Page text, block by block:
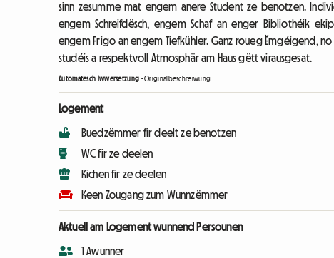
sinn zesumme mat engem anere Student ze benotzen.
engem Schreifdësch, engem Schaf an enger Bibliothéik
engem Frigo an engem Tiefkühler. Ganz roueg Ëmgéigend,
studéis a respektvoll Atmosphär am Haus gëtt virausgesat.
Automatesch Iwwersetzung -Originalbeschreiwung
Logement
Buedzëmmer fir deelt ze benotzen
WC fir ze deelen
Kichen fir ze deelen
Keen Zougang zum Wunnzëmmer
Aktuell am Logement wunnend Persounen
1 Awunner